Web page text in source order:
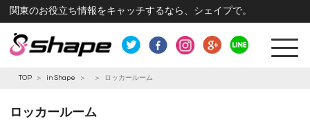
関東のお役立ち情報をキャッチするなら、シェイプで。
TOP > in Shape > > ロッカールーム
ロッカールーム